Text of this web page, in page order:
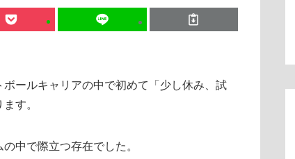
ールキャリアの中で初めて「少し休み、試
す。
中で際立つ存在でした。